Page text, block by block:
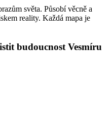
světa. Působí věcně a
reality. Každá mapa je
budoucnost Vesmíru